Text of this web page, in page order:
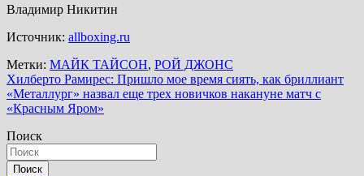
Владимир Никитин
Источник: allboxing.ru
Метки: МАЙК ТАЙСОН, РОЙ ДЖОНС
Навигация
по
Хилберто Рамирес: Пришло мое время сиять, как бриллиант
«Металлург» назвал еще трех новичков накануне матч с
«Красным Яром»
Поиск
Поиск